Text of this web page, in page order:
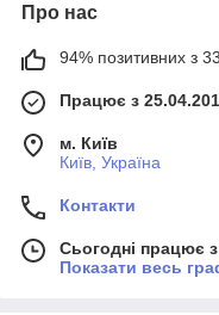
Про нас
94% позитивних з 33
Працює з
м. Київ
Київ, Україна
Контакти
Сьогодні працює
Показати весь